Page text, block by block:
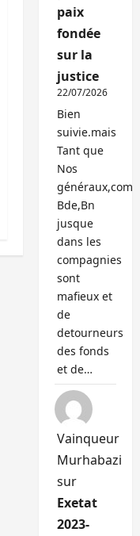
paix
fondée
sur la
justice
22/07/2026
Bien
suivie.mais
Tant que
Nos
généraux,com
Bde,Bn
jusque
dans les
compagnies
sont
mafieux et
de
detourneurs
des fonds
et de…
Vainqueur
Murhabazi
sur
Exetat
2023-